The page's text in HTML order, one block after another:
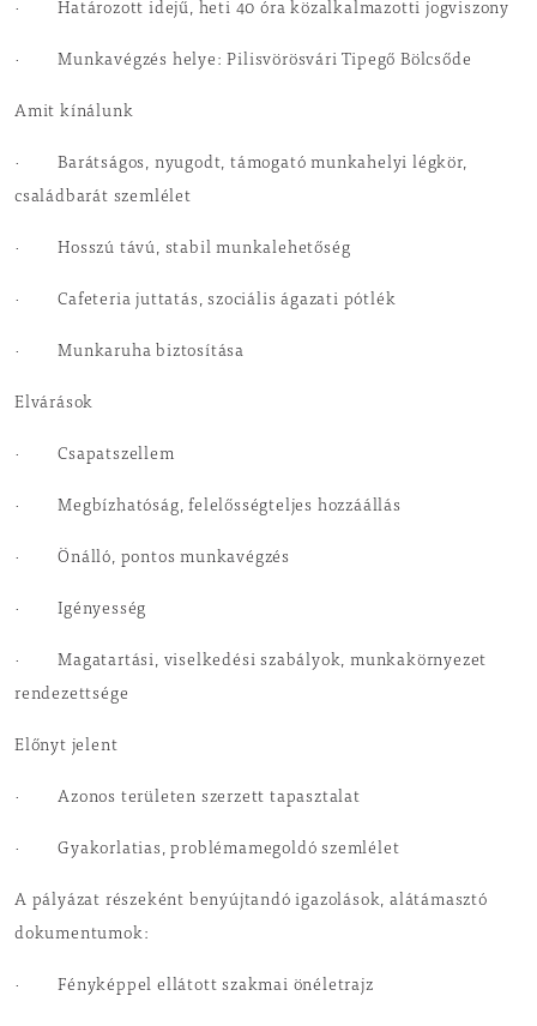
· Határozott idejű, heti 40 óra közalkalmazotti jogviszony
· Munkavégzés helye: Pilisvörösvári Tipegő Bölcsőde
Amit kínálunk
· Barátságos, nyugodt, támogató munkahelyi légkör,
családbarát szemlélet
· Hosszú távú, stabil munkalehetőség
· Cafeteria juttatás, szociális ágazati pótlék
· Munkaruha biztosítása
Elvárások
· Csapatszellem
· Megbízhatóság, felelősségteljes hozzáállás
· Önálló, pontos munkavégzés
· Igényesség
· Magatartási, viselkedési szabályok, munkakörnyezet
rendezettsége
Előnyt jelent
· Azonos területen szerzett tapasztalat
· Gyakorlatias, problémamegoldó szemlélet
A pályázat részeként benyújtandó igazolások, alátámasztó
dokumentumok:
· Fényképpel ellátott szakmai önéletrajz